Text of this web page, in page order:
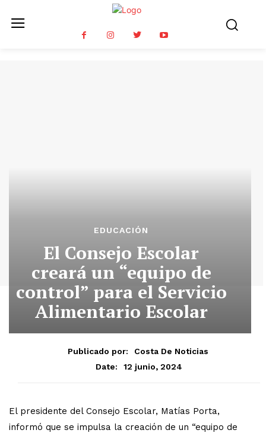
EDUCACIÓN
El Consejo Escolar
creará un “equipo de
control” para el Servicio
Alimentario Escolar
Publicado por:
Costa De Noticias
Date:
12 junio, 2024
El presidente del Consejo Escolar, Matías Porta,
informó que se impulsa la creación de un “equipo de